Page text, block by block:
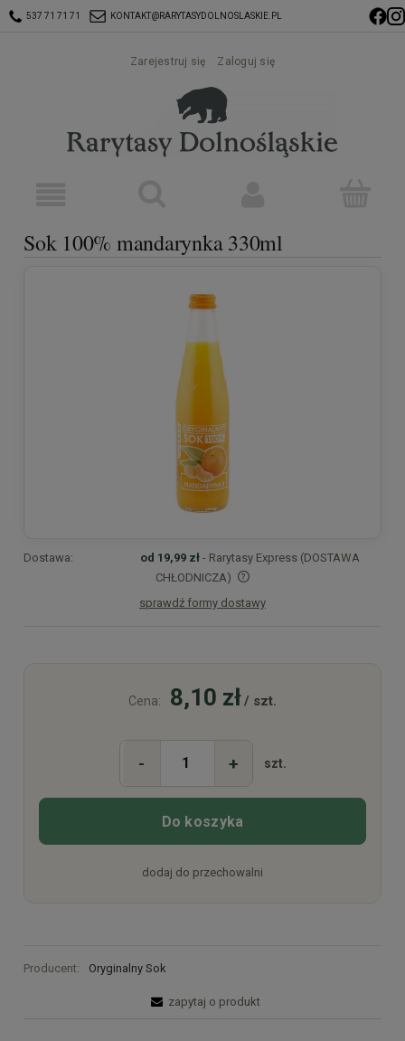
537 71 71 71 KONTAKT@RARYTASYDOLNOSLASKIE.PL
Zarejestruj się Zaloguj się
Sok 100% mandarynka 330ml
Dostawa: od 19,99 zł - Rarytasy Express (DOSTAWA
CHŁODNICZA)
Cena nie zawiera ewentualnych kosztów płatności
sprawdź formy dostawy
Cena: 8,10 zł/ szt.
- + szt.
Do koszyka
dodaj do przechowalni
Producent: Oryginalny Sok
zapytaj o produkt